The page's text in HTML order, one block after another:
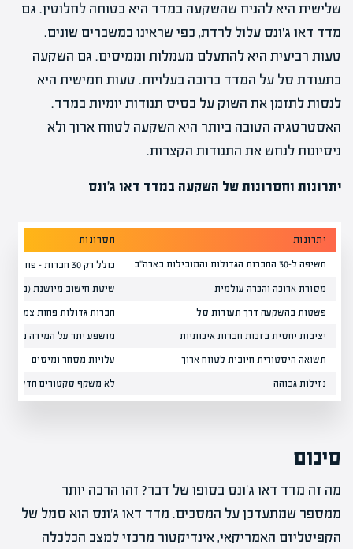
שלישית היא להניח שהשקעה במדד היא בטוחה לחלוטין. גם
מדד דאו ג'ונס עלול לרדת, כפי שראינו במשברים שונים.
טעות רביעית היא להתעלם מעמלות וממיסים. גם השקעה
בתעודת סל על המדד כרוכה בעלויות. טעות חמישית היא
לנסות לתזמן את השוק על בסיס תנודות יומיות במדד.
האסטרטגיה הטובה ביותר היא השקעה לטווח ארוך ולא
ניסיונות לנחש את התנודות הקצרות.
יתרונות וחסרונות של השקעה במדד דאו ג'ונס
יתרונות חסרונות
חשיפה ל-30 החברות הגדולות והמובילות בארה"ב כולל רק 30 חברות – פחות מגוון מ-S&P 500
מסורת ארוכה והכרה עולמית שיטת חישוב מיושנת (ממוצע
פשטות בהשקעה דרך תעודות סל חברות גדולות פחות צמיחה
יציבות יחסית בזכות חברות איכותיות מושפע יתר על המידה
תשואה היסטורית חיובית לטווח ארוך עלויות מסחר ומיסים
נזילות גבוהה לא משקף סקטורים חדשים
סיכום
מה זה מדד דאו ג'ונס בסופו של דבר? זהו הרבה יותר
ממספר שמתעדכן על המסכים. מדד דאו ג'ונס הוא סמל של
הקפיטליזם האמריקאי, אינדיקטור מרכזי למצב הכלכלה